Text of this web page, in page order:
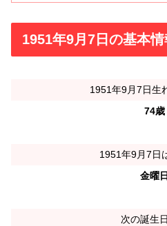
1951年9月7日の基本情
1951年9月7日生
74歳
1951年9月7日
金曜日
次の誕生